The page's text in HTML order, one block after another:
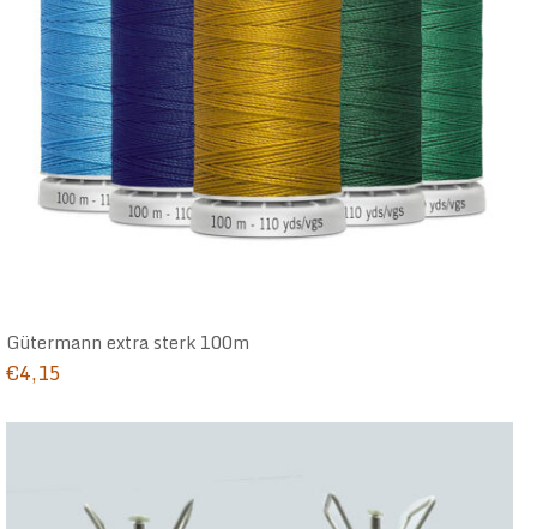
Gütermann extra sterk 100m
€4,15